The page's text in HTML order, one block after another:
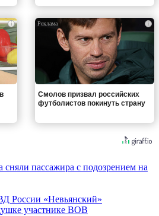
i i
Смолов призвал российских
футболистов покинуть страну
сняли пассажира с подозрением на
России «Невьянский»
участнике ВОВ